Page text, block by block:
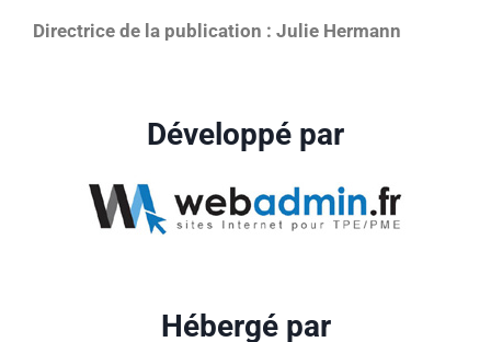
Directrice de la publication : Julie Hermann
Développé par
Hébergé par